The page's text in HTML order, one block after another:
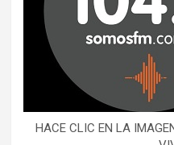
HACE CLIC EN LA